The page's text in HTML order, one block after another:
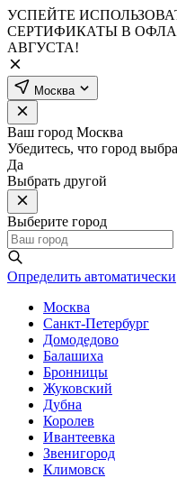
УСПЕЙТЕ
СЕРТИФИКАТЫ В
АВГУСТА!
Москва
Ваш город Москва
Убедитесь, что город
Да
Выбрать другой
Выберите город
Определить автоматически
Москва
Санкт-Петербург
Домодедово
Балашиха
Бронницы
Жуковский
Дубна
Королев
Ивантеевка
Звенигород
Климовск